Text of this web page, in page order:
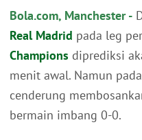
Bola.com, Manchester -
Real Madrid pada leg
Champions diprediksi
menit awal. Namun
cenderung
bermain imbang 0-0.